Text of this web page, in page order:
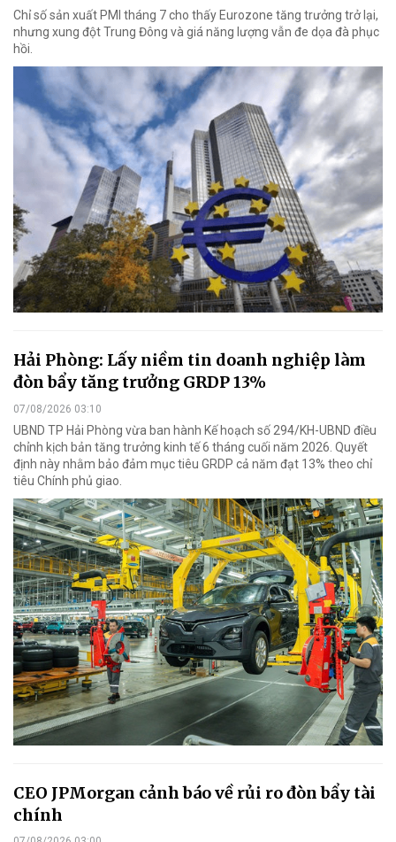
Chỉ số sản xuất PMI tháng 7 cho thấy Eurozone tăng trưởng trở lại,
nhưng xung đột Trung Đông và giá năng lượng vẫn đe dọa đà phục
hồi.
Hải Phòng: Lấy niềm tin doanh nghiệp làm
đòn bẩy tăng trưởng GRDP 13%
07/08/2026 03:10
UBND TP Hải Phòng vừa ban hành Kế hoạch số 294/KH-UBND điều
chỉnh kịch bản tăng trưởng kinh tế 6 tháng cuối năm 2026. Quyết
định này nhằm bảo đảm mục tiêu GRDP cả năm đạt 13% theo chỉ
tiêu Chính phủ giao.
CEO JPMorgan cảnh báo về rủi ro đòn bẩy tài
chính